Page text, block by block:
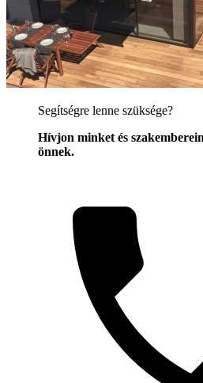
Segítségre lenne szüksége?
Hívjon minket és
önnek.